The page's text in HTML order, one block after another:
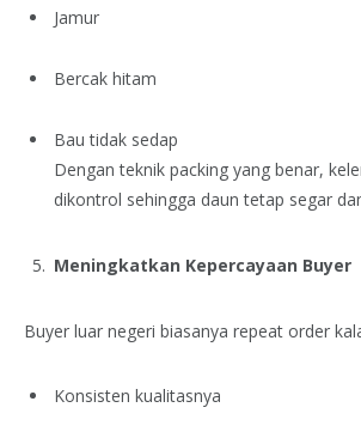
Jamur
Bercak hitam
Bau tidak sedap
Dengan teknik packing yang benar,
dikontrol sehingga daun tetap segar
Meningkatkan Kepercayaan Buyer
Buyer luar negeri biasanya repeat order
Konsisten kualitasnya